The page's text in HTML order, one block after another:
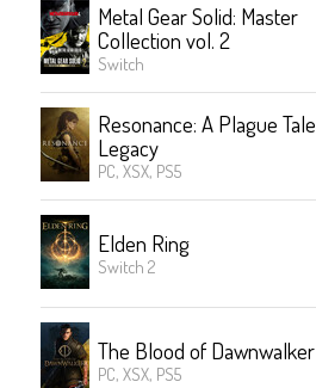
Metal Gear Solid: Master
Collection vol. 2
Switch
Resonance: A Plague Tale
Legacy
PC, XSX, PS5
Elden Ring
Switch 2
The Blood of Dawnwalker
PC, XSX, PS5